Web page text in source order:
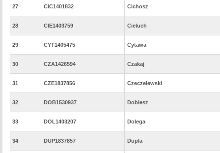
27 CIC1401832 Cichosz
28 CIE1403759 Cieluch
29 CYT1405475 Cytawa
30 CZA1426594 Czakaj
31 CZE1837856 Czeczelewski
32 DOB1530937 Dobiesz
33 DOL1403207 Dolega
34 DUP1837857 Dupla